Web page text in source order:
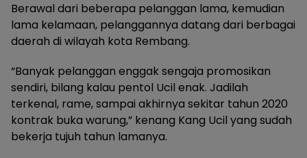
Berawal dari beberapa pelanggan lama, kemudian
lama kelamaan, pelanggannya datang dari berbagai
daerah di wilayah kota Rembang.
“Banyak pelanggan enggak sengaja promosikan
sendiri, bilang kalau pentol Ucil enak. Jadilah
terkenal, rame, sampai akhirnya sekitar tahun 2020
kontrak buka warung,” kenang Kang Ucil yang sudah
bekerja tujuh tahun lamanya.